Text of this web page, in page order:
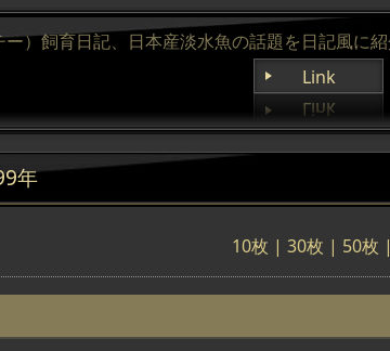
）飼育日記、日本産淡水魚の話題を日記風に
Link
年
10枚 | 30枚 | 50枚 |